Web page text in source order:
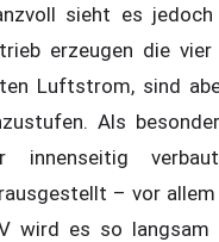
sieht es
erzeugen die
Luftstrom, sind
Als
innenseitig
– vor
wird es so langsam